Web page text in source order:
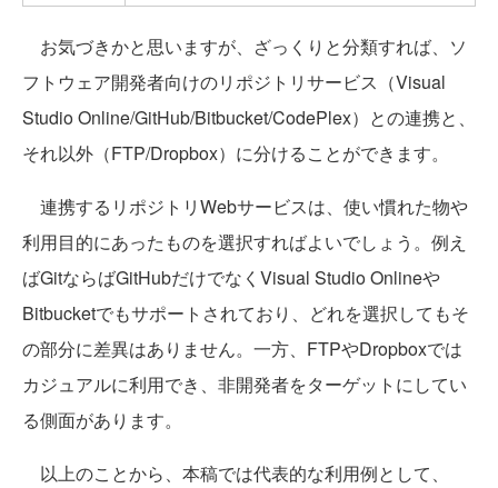
お気づきかと思いますが、ざっくりと分類すれば、ソ
フトウェア開発者向けのリポジトリサービス（Visual
Studio Online/GitHub/Bitbucket/CodePlex）との連携と、
それ以外（FTP/Dropbox）に分けることができます。
連携するリポジトリWebサービスは、使い慣れた物や
利用目的にあったものを選択すればよいでしょう。例え
ばGitならばGitHubだけでなくVisual Studio Onlineや
Bitbucketでもサポートされており、どれを選択してもそ
の部分に差異はありません。一方、FTPやDropboxでは
カジュアルに利用でき、非開発者をターゲットにしてい
る側面があります。
以上のことから、本稿では代表的な利用例として、